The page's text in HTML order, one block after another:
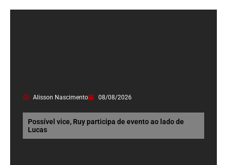
Alisson Nascimento 08/08/2026
Possível vice, Ruy participa de evento ao lado de
Lucas